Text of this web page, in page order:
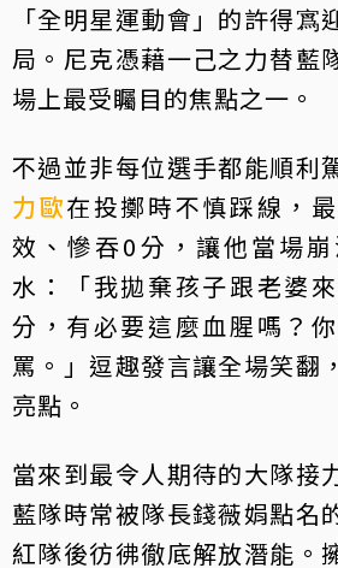
「全明星運動會」的許得寪
局。尼克憑藉一己之力替藍
場上最受矚目的焦點之一。
不過並非每位選手都能順利
力歐在投擲時不慎踩線，
效、慘吞0分，讓他當場
水：「我拋棄孩子跟老婆
分，有必要這麼血腥嗎？
罵。」逗趣發言讓全場笑翻
亮點。
當來到最令人期待的大隊接
藍隊時常被隊長錢薇娟點名
紅隊後彷彿徹底解放潛能。